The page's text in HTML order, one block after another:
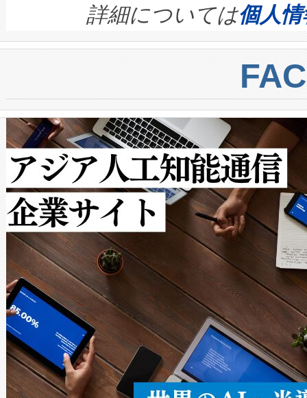
quality and reliability for AI
BESS stack to ensure battery
centers. Voltaiqは、ai&のAI
からシステム統合、試運転、
クルの各段階のデータを監視
[…]
す。ノーマルモードでは、
ートル先まで検出でき、これ
トに対して約600メートルに
では、反射率10％のターゲッ
で向上し、最大検知距離は
ットだけで最大1キロメート
ルの変電所周囲を監視でき、
作業と点群処理を簡素化でき
Avia 2は、2種類のFOVオプシ
× 80°のノーマルモード、長
ードを切り替えて使用するこ
ることなく、単一のデバイス
うにします。遠距離まで届く
密度なスキャ […]
詳細については個人